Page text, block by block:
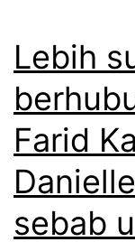
a
t
i
b
u
n
a
Lebih
Farid
sebab